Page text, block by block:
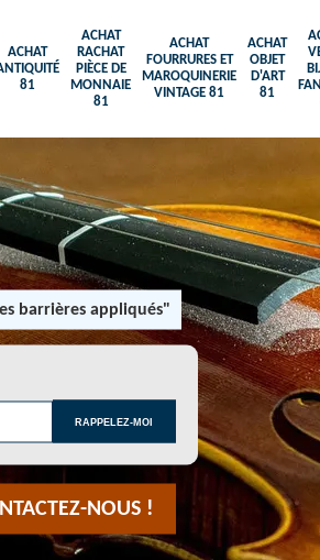
ACHAT
81
ACHAT
RACHAT
PIÈCE DE
MONNAIE
81
ACHAT
FOURRURES ET
MAROQUINERIE
VINTAGE 81
ACHAT
OBJET
D'ART
81
barrières appliqués"
NOUS !